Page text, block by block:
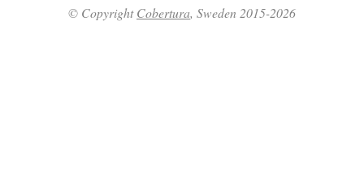
© CopyrightCobertura, Sweden 2015-2026